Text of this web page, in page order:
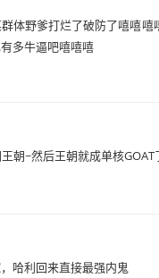
体野爹打烂了破防了嘻嘻
多牛逼吧嘻嘻嘻
朝~然后王朝就成单核GOAT
哈利回来直接最强内鬼